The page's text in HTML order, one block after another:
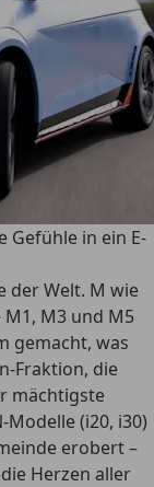
Gefühle in ein E-
der Welt. M wie
M3 und M5
gemacht, was
Fraktion, die
mächtigste
(i20, i30)
erobert –
Herzen aller